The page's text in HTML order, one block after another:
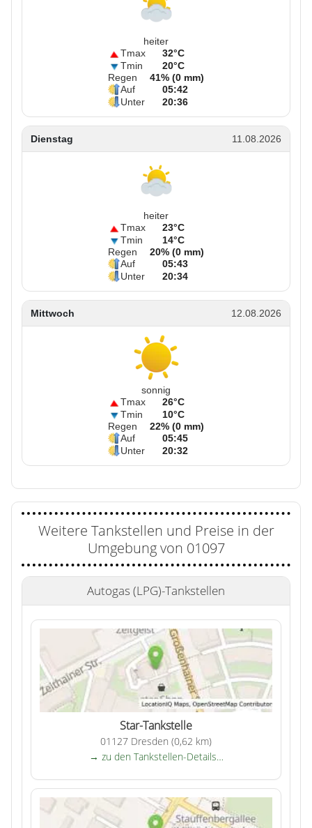
heiter
Tmax
32°C
Tmin
20°C
Regen
41% (0 mm)
Auf
05:42
Unter
20:36
Dienstag 11.08.2026
heiter
Tmax
23°C
Tmin
14°C
Regen
20% (0 mm)
Auf
05:43
Unter
20:34
Mittwoch 12.08.2026
sonnig
Tmax
26°C
Tmin
10°C
Regen
22% (0 mm)
Auf
05:45
Unter
20:32
Weitere Tankstellen und Preise in der
Umgebung von 01097
Autogas (LPG)-Tankstellen
Star-Tankstelle
01127 Dresden (0,62 km)
→ zu den Tankstellen-Details…